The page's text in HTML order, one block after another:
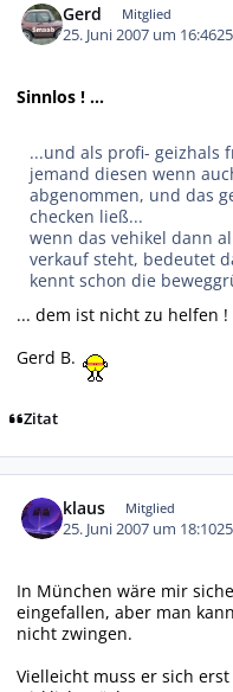
Gerd Mitglied
25. Juni 2007 um 16:46
Sinnlos ! ...
...und als profi- geizhals
jemand diesen wenn
abgenommen, und das
checken ließ...
wenn das vehikel dann
verkauf steht, bedeutet
kennt schon die
... dem ist nicht zu helfen !
Gerd B.
Zitat
klaus Mitglied
25. Juni 2007 um 18:10
In München wäre mir
eingefallen, aber man
nicht zwingen.
Vielleicht muss er sich